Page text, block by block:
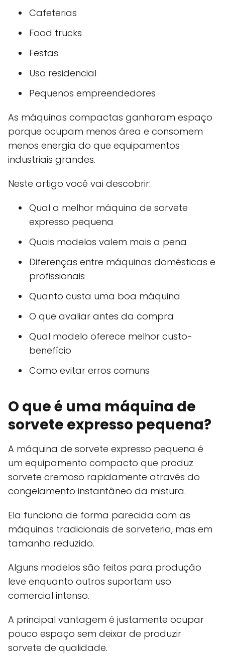
Cafeterias
Food trucks
Festas
Uso residencial
Pequenos empreendedores
As máquinas compactas ganharam espaço
porque ocupam menos área e consomem
menos energia do que equipamentos
industriais grandes.
Neste artigo você vai descobrir:
Qual a melhor máquina de sorvete
expresso pequena
Quais modelos valem mais a pena
Diferenças entre máquinas domésticas e
profissionais
Quanto custa uma boa máquina
O que avaliar antes da compra
Qual modelo oferece melhor custo-
benefício
Como evitar erros comuns
O que é uma máquina de
sorvete expresso pequena?
A máquina de sorvete expresso pequena é
um equipamento compacto que produz
sorvete cremoso rapidamente através do
congelamento instantâneo da mistura.
Ela funciona de forma parecida com as
máquinas tradicionais de sorveteria, mas em
tamanho reduzido.
Alguns modelos são feitos para produção
leve enquanto outros suportam uso
comercial intenso.
A principal vantagem é justamente ocupar
pouco espaço sem deixar de produzir
sorvete de qualidade.